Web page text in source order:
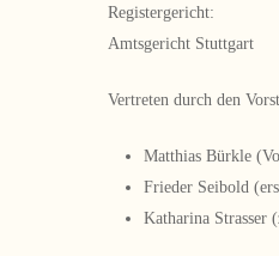
Registergericht:
Amtsgericht Stuttgart
Vertreten durch den
Matthias Bürkle
Frieder Seibold
Katharina Strasser